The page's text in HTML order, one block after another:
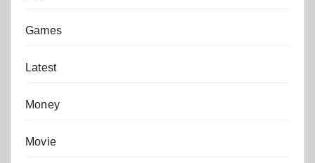
Games
Latest
Money
Movie